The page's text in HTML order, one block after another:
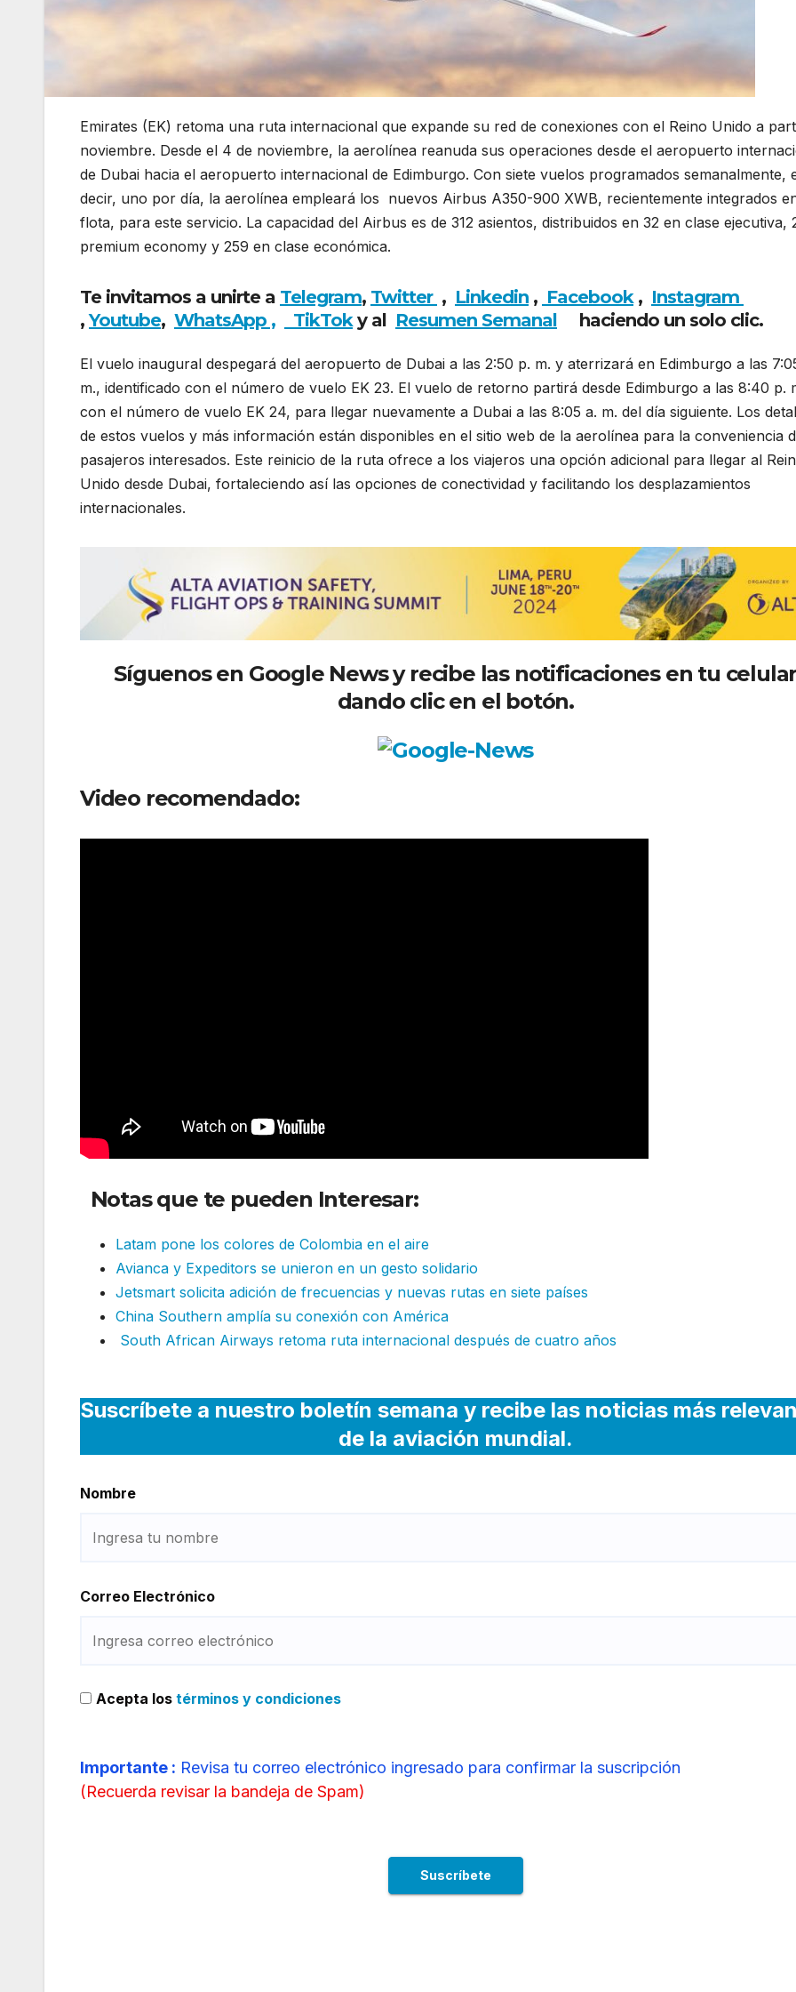
Emirates (EK) retoma una ruta internacional que expande su red de conexiones con el Reino Unido a
noviembre. Desde el 4 de noviembre, la aerolínea reanuda sus operaciones desde el aeropuerto
de Dubai hacia el aeropuerto internacional de Edimburgo. Con siete vuelos programados semanalmente,
decir, uno por día, la aerolínea empleará los nuevos Airbus A350-900 XWB, recientemente integrados
flota, para este servicio. La capacidad del Airbus es de 312 asientos, distribuidos en 32 en clase ejecutiva,
premium economy y 259 en clase económica.
Te invitamos a unirte a Telegram, Twitter , Linkedin , Facebook, Instagram
,Youtube, WhatsApp , TikToky al Resumen Semanal haciendo un solo clic.
El vuelo inaugural despegará del aeropuerto de Dubai a las 2:50 p. m. y aterrizará en Edimburgo a las
m., identificado con el número de vuelo EK 23. El vuelo de retorno partirá desde Edimburgo a las 8:40 p.
con el número de vuelo EK 24, para llegar nuevamente a Dubai a las 8:05 a. m. del día siguiente. Los
de estos vuelos y más información están disponibles en el sitio web de la aerolínea para la conveniencia
pasajeros interesados. Este reinicio de la ruta ofrece a los viajeros una opción adicional para llegar al
Unido desde Dubai, fortaleciendo así las opciones de conectividad y facilitando los desplazamientos
internacionales.
Síguenosen Google News y recibe las notificaciones en tu
dando clic en el botón.
Video recomendado:
Notas que te pueden Interesar:
Latam pone los colores de Colombia en el aire
Avianca y Expeditors se unieron en un gesto solidario
Jetsmart solicita adición de frecuencias y nuevas rutas en siete países
China Southern amplía su conexión con América
South African Airways retoma ruta internacional después de cuatro años
Suscríbete a nuestro boletín semana y recibe las noticias más
de la aviación mundial.
Nombre
Correo Electrónico
Acepta los términos y condiciones
Importante : Revisa tu correo electrónico ingresado para confirmar la suscripción
(Recuerda revisar la bandeja de Spam)